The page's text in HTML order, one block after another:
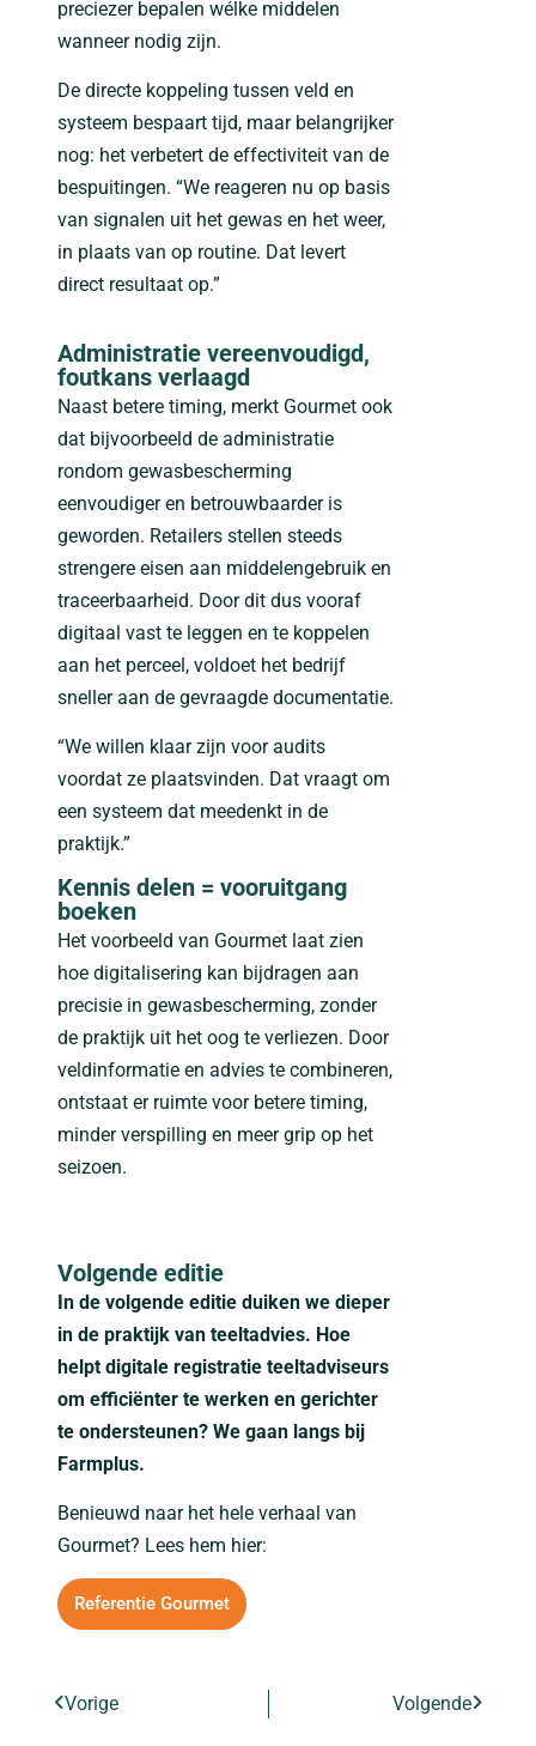
preciezer bepalen wélke middelen
wanneer nodig zijn.
De directe koppeling tussen veld en
systeem bespaart tijd, maar belangrijker
nog: het verbetert de effectiviteit van de
bespuitingen. “We reageren nu op basis
van signalen uit het gewas en het weer,
in plaats van op routine. Dat levert
direct resultaat op.”
Administratie vereenvoudigd,
foutkans verlaagd
Naast betere timing, merkt Gourmet ook
dat bijvoorbeeld de administratie
rondom gewasbescherming
eenvoudiger en betrouwbaarder is
geworden. Retailers stellen steeds
strengere eisen aan middelengebruik en
traceerbaarheid. Door dit dus vooraf
digitaal vast te leggen en te koppelen
aan het perceel, voldoet het bedrijf
sneller aan de gevraagde documentatie.
“We willen klaar zijn voor audits
voordat ze plaatsvinden. Dat vraagt om
een systeem dat meedenkt in de
praktijk.”
Kennis delen = vooruitgang
boeken
Het voorbeeld van Gourmet laat zien
hoe digitalisering kan bijdragen aan
precisie in gewasbescherming, zonder
de praktijk uit het oog te verliezen. Door
veldinformatie en advies te combineren,
ontstaat er ruimte voor betere timing,
minder verspilling en meer grip op het
seizoen.
Volgende editie
In de volgende editie duiken we dieper
in de praktijk van teeltadvies. Hoe
helpt digitale registratie teeltadviseurs
om efficiënter te werken en gerichter
te ondersteunen? We gaan langs bij
Farmplus.
Benieuwd naar het hele verhaal van
Gourmet? Lees hem hier:
Referentie Gourmet
Vorige Volgende